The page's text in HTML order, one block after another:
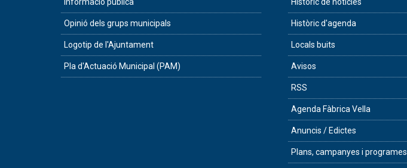
Opinió dels grups municipals
Logotip de l'Ajuntament
Pla d'Actuació Municipal (PAM)
Històric d'agenda
Locals buits
Avisos
RSS
Agenda Fàbrica Vella
Anuncis / Edictes
Plans, campanyes i programes